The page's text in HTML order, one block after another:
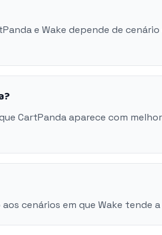
e Wake depende de
CartPanda aparece com
cenários em que Wake tende